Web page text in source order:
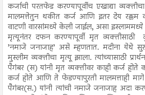
कर्जाची परतफेड करण्यापूर्वीच एखाद्या
मालमत्तेतुन थकीत कर्ज आणि इतर देय रक्कम
वाटणी वारसांमध्ये केली जाईल, असा
मृत्यूनंतर दफन करण्यापूर्वी मृत
’नमाजे जनाजाह’ असे म्हणतात. मदीना येथे
मुस्लीम व्यक्तीचा मृत्यू झाला. त्यांच्यासाठी
पैगंबर (स) यांनी मृत व्यक्तीवर काही कर्ज
कर्ज होते आणि ते फेडण्यापुरती मालमत्ताही
पैगंबर(स.) यांनी त्यांची नमाजे जनाजाह अदा